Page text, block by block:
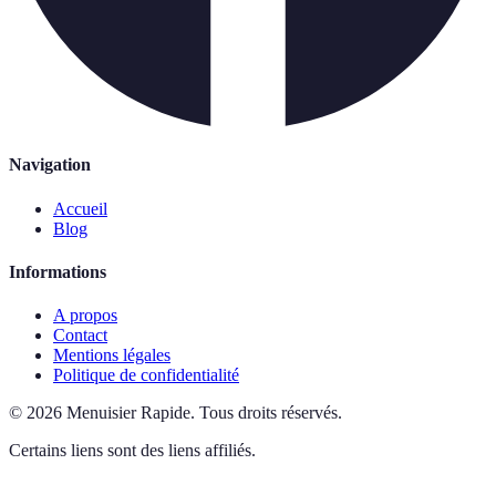
Navigation
Accueil
Blog
Informations
A propos
Contact
Mentions légales
Politique de confidentialité
© 2026 Menuisier Rapide. Tous droits réservés.
Certains liens sont des liens affiliés.